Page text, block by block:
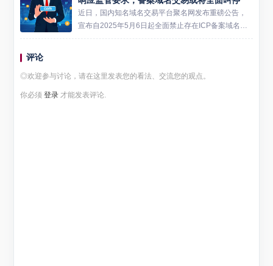
升，...
近日，国内知名域名交易平台聚名网发布重磅公告，
宣布自2025年5月6日起全面禁止存在ICP备案域名的
注册、转让等交易行为。这一政策调整犹如一枚深水
评论
◎欢迎参与讨论，请在这里发表您的看法、交流您的观点。
你必须登录 才能发表评论.